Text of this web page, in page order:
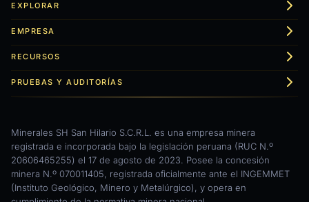
EXPLORAR
EMPRESA
RECURSOS
PRUEBAS Y AUDITORÍAS
Minerales SH San Hilario S.C.R.L. es una empresa minera
registrada e incorporada bajo la legislación peruana (RUC N.º
20606465255) el 17 de agosto de 2023. Posee la concesión
minera N.º 070011405, registrada oficialmente ante el INGEMMET
(Instituto Geológico, Minero y Metalúrgico), y opera en